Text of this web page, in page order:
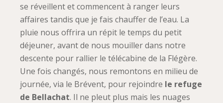
se réveillent et commencent à ranger leurs
affaires tandis que je fais chauffer de l’eau. La
pluie nous offrira un répit le temps du petit
déjeuner, avant de nous mouiller dans notre
descente pour rallier le télécabine de la Flégère.
Une fois changés, nous remontons en milieu de
journée, via le Brévent, pour rejoindre le refuge
de Bellachat. Il ne pleut plus mais les nuages